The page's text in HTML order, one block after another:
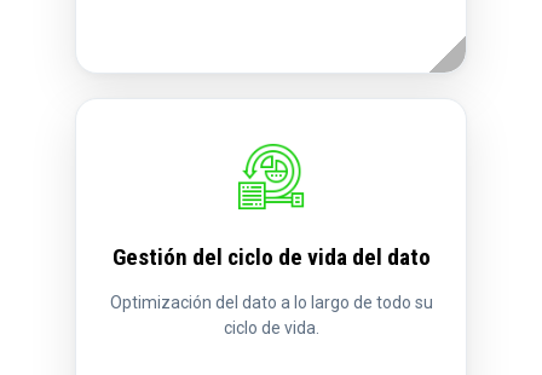
Gestión del ciclo de vida del dato
Optimización del dato a lo largo de todo su
ciclo de vida.